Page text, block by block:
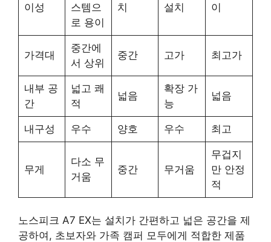
이성
스템으
로 용이
치
설치
이
가격대
중간에
서 상위
중간 고가 최고가
내부 공
간
넓고 쾌
적
넓음
확장 가
능
넓음
내구성 우수 양호 우수 최고
무게
다소 무
거움
중간 무거움
무겁지
만 안정
적
노스피크 A7 EX는 설치가 간편하고 넓은 공간을 제
공하여, 초보자와 가족 캠퍼 모두에게 적합한 제품